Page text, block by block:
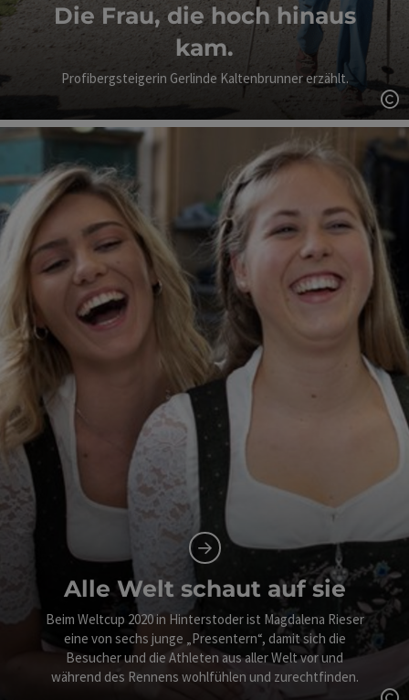
Die Frau, die hoch hinaus
kam.
Profibergsteigerin Gerlinde Kaltenbrunner erzählt.
Alle Welt schaut auf sie
Beim Weltcup 2020 in Hinterstoder ist Magdalena Rieser
eine von sechs junge „Presentern“, damit sich die
Besucher und die Athleten aus aller Welt vor und
während des Rennens wohlfühlen und zurechtfinden.